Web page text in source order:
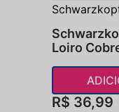
Loiro
R$ 36,99